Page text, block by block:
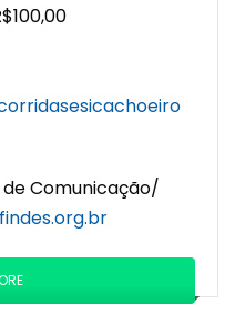
de Comunicação/